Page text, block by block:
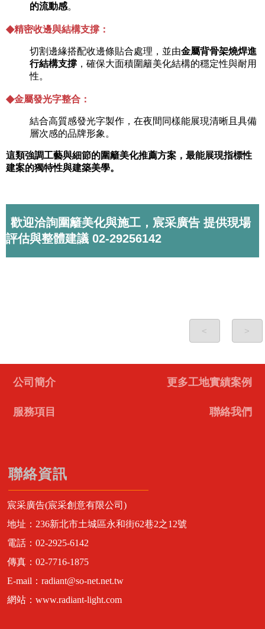
的流動感。
◆精密收邊與結構支撐：
切割邊緣搭配收邊條貼合處理，並由金屬背骨架燒焊進
行結構支撐 ，確保大面積圍籬美化結構的穩定性與耐用
性。
◆金屬發光字整合：
結合高質感發光字製作，在夜間同樣能展現清晰且具備
層次感的品牌形象。
這類強調工藝與細節的圍籬美化推薦方案，最能展現指標性
建案的獨特性與建築美學。
歡迎洽詢圍籬美化與施工，宸采廣告 提供現場
評估與整體建議 02-29256142
< >
公司簡介 更多工地實績案例
服務項目 聯絡我們
宸采廣告(宸采創意有限公司)
地址：236新北市土城區永和街62巷2之12號
電話：02-2925-6142
傳真：02-7716-1875
E-mail：radiant@so-net.net.tw
網站：www.radiant-light.com
聯絡資訊